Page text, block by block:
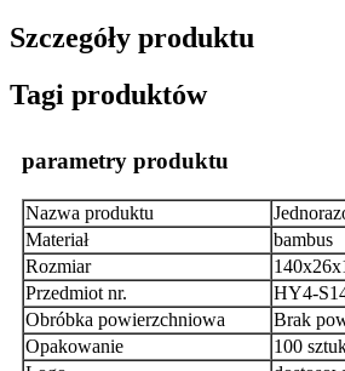
Szczegóły produktu
Tagi produktów
parametry produktu
Nazwa produktu
Materiał
bambus
Rozmiar
Przedmiot nr.
HY4-
Obróbka powierzchniowa
Brak
Opakowanie
100